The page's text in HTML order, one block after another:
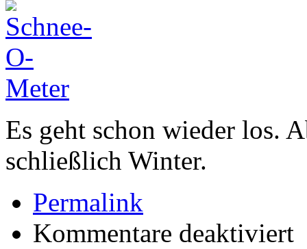
Es geht schon wieder los.
schließlich Winter.
Permalink
Kommentare deaktiviert